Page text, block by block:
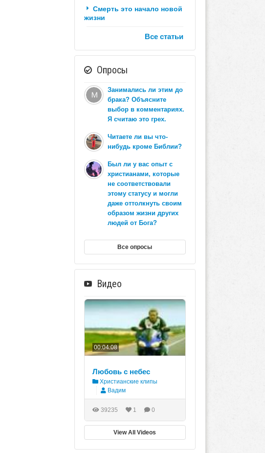
Смерть это начало новой
жизни
Все статьи
Опросы
Занимались ли этим до
брака? Объясните
выбор в комментариях.
Я считаю это грех.
Читаете ли вы что-
нибудь кроме Библии?
Был ли у вас опыт с
христианами, которые
не соответствовали
этому статусу и могли
даже оттолкнуть своим
образом жизни других
людей от Бога?
Все опросы
Видео
00:04:08
Любовь с небес
Христианские клипы
Вадим
39235 1 0
View All Videos